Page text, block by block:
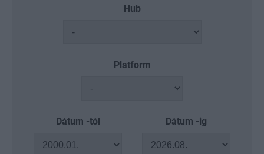
Hub
Platform
Dátum -tól Dátum -ig